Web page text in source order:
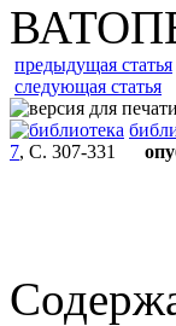
предыдущая статья
следующая статья
7, С. 307-331